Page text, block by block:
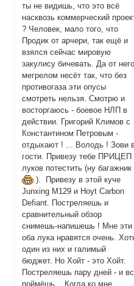
ты не видишь, что это всё
насквозь коммерческий
? Человек, мало того, что
Продик от арчери, так ещё и
взялся сейчас мировую
закулису бичевать. Да от
мегрелом несёт так, что без
противогаза эти опусы
смотреть нельзя. Смотрю и
восторгаюсь - боевое НЛП в
действии. Григорий Климов с
Константином Петровым -
отдыхают ! ... Володь ! Зови
гости. Привезу тебе ПРИЦЕП
луков потестить (ну багажник
). Привезу в этой куче
Junxing M129 и Hoyt Carbon
Defiant. Постреляешь и
сравнительный обзор
снимешь-напишешь ! Мне эти
оба лука нравятся очень.
один из них и галимый
бюджет. Но Хойт - это Хойт.
Постреляешь пару дней - и
поймёшь... Когда ко мне